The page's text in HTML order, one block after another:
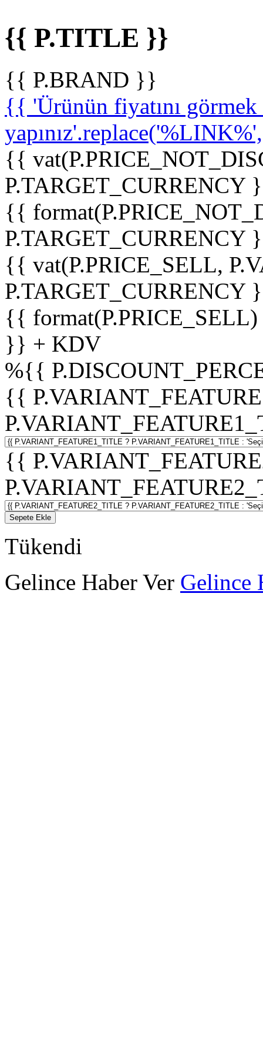
{{ P.TITLE }}
{{ P.BRAND }}
{{ 'Ürünün fiyatını
{{
P.TARGET_CURRENCY
{{
P.TARGET_CURRENCY
{{ vat(P.PRICE_SELL,
P.TARGET_CURRENCY
{{
}} + KDV
%{{
{{
{{
Sepete Ekle
Tükendi
Gelince Haber Ver Gelince